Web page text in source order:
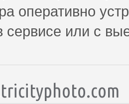
оперативно
сервисе или с